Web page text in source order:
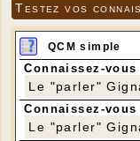
ORDRE DU
1-Présentation et
1.1-
1.2- Logements
1.3- Commune ;
2-Présentation
2018 :
Testez vos
QCM simple
Connaissez-
Le "parler"
Connaissez-
Le "parler"